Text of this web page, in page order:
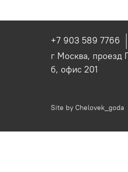
+7 903 589 7766
г Москва, проезд
б, офис 201
Site by Chelovek_goda